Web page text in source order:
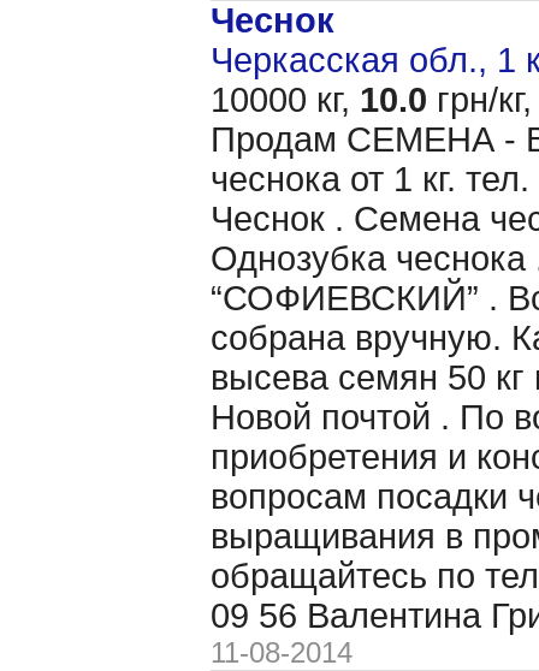
Чеснок
Черкасская обл., 1
10000 кг, 10.0 грн/кг,
Продам CЕМЕНА -
чеснока от 1 кг.
Чеснок . Семена
Однозубка чеснока
“СОФИЕВСКИЙ” .
собрана вручную.
высева семян 50 кг
Новой почтой . По
приобретения и
вопросам посадки
выращивания в
обращайтесь по
09 56 Валентина
11-08-2014